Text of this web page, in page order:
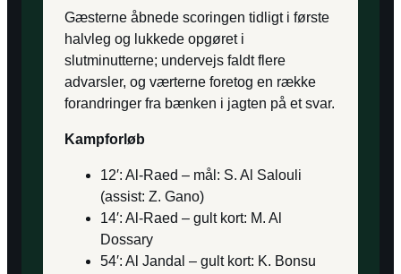
Gæsterne åbnede scoringen tidligt i første
halvleg og lukkede opgøret i
slutminutterne; undervejs faldt flere
advarsler, og værterne foretog en række
forandringer fra bænken i jagten på et svar.
Kampforløb
12′: Al-Raed – mål: S. Al Salouli
(assist: Z. Gano)
14′: Al-Raed – gult kort: M. Al
Dossary
54′: Al Jandal – gult kort: K. Bonsu